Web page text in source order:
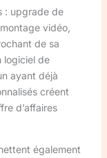
: upgrade de
vidéo,
de sa
logiciel de
ayant déjà
créent
d’affaires
également